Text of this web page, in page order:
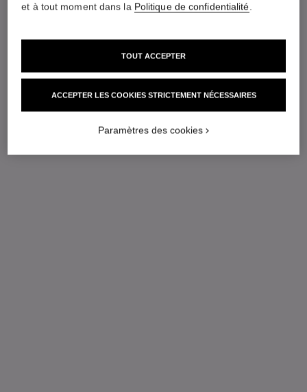
et à tout moment dans la Politique de confidentialité.
ACCEPTER LES COOKIES STRICTEMENT NÉCESSAIRES
TOUT ACCEPTER
Paramètres des cookies